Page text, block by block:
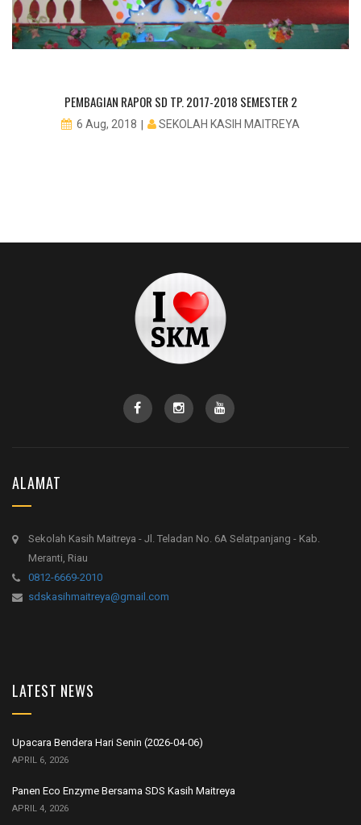
PEMBAGIAN RAPOR SD TP. 2017-2018 SEMESTER 2
6 Aug, 2018 SEKOLAH KASIH MAITREYA
ALAMAT
Sekolah Kasih Maitreya - Jl. Teladan No. 6A Selatpanjang - Kab.
Meranti, Riau
0812-6669-2010
sdskasihmaitreya@gmail.com
LATEST NEWS
Upacara Bendera Hari Senin (2026-04-06)
APRIL 6, 2026
Panen Eco Enzyme Bersama SDS Kasih Maitreya
APRIL 4, 2026